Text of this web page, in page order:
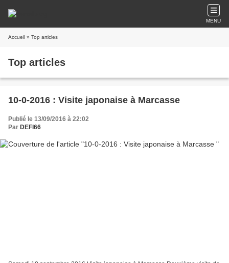
MENU
Accueil » Top articles
Top articles
10-0-2016 : Visite japonaise à Marcasse
Publié le 13/09/2016 à 22:02
Par DEFI66